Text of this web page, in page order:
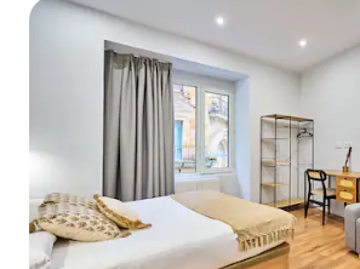
Dolce Gusto電動コーヒーメーカー、やか
ん、食器、ワイングラス、ジュース絞り
器、トースターなど、必要な家電がすべ
て揃っています。近くのカフェテリアか
らの朝食の宅配もあります。 バスルーム
広々としたシャワーと洗面台を備えた設
備の整ったバスルームが2つあります。サ
ラマンカでのご滞在をより快適にするた
めに、ヘアドライヤー、アイロン、タオ
ル、シャンプー、ジェルをご用意してい
ます。そのうちの1つは、2号室の寝室に